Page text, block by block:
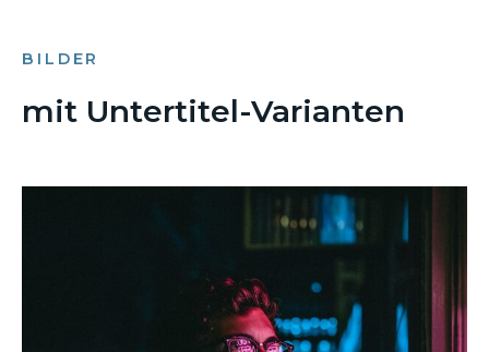
BILDER
mit Untertitel-Varianten